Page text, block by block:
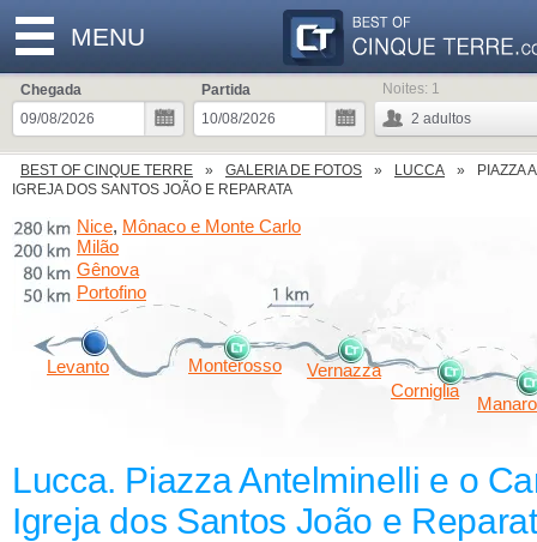
MENU
Chegada
Partida
2 adultos
Noites: 1
BEST OF CINQUE TERRE GALERIA DE FOTOS LUCCA
PIAZZA
IGREJA DOS SANTOS JOÃO E REPARATA
Levanto Monterosso
Vernazza
Corniglia
Gênova
Milão
Nice, Mônaco e Monte Carlo
Portofino
Lucca. Piazza Antelminelli e o
Igreja dos Santos João e